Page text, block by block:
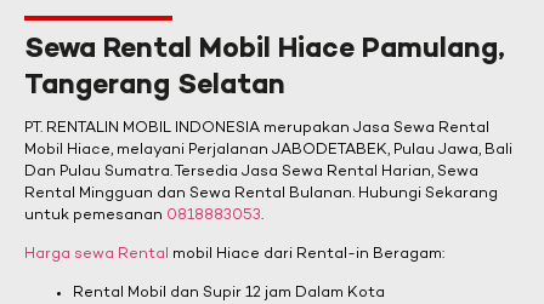
Sewa Rental Mobil Hiace Pamulang,
Tangerang Selatan
PT. RENTALIN MOBIL INDONESIA merupakan Jasa Sewa Rental
Mobil Hiace, melayani Perjalanan JABODETABEK, Pulau Jawa, Bali
Dan Pulau Sumatra. Tersedia Jasa Sewa Rental Harian, Sewa
Rental Mingguan dan Sewa Rental Bulanan. Hubungi Sekarang
untuk pemesanan 0818883053.
Harga sewa Rental mobil Hiace dari Rental-in Beragam:
Rental Mobil dan Supir 12 jam Dalam Kota